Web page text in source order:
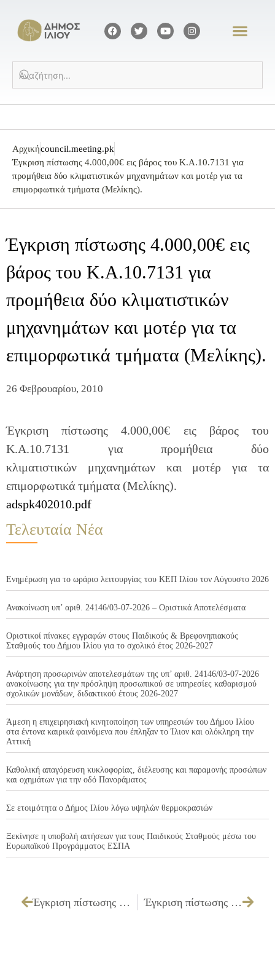
Αρχικήcouncil.meeting.pk
Έγκριση πίστωσης 4.000,00€ εις βάρος του Κ.Α.10.7131 για
προμήθεια δύο κλιματιστικών μηχανημάτων και μοτέρ για τα
επιμορφωτικά τμήματα (Μελίκης).
Έγκριση πίστωσης 4.000,00€ εις
βάρος του Κ.Α.10.7131 για
προμήθεια δύο κλιματιστικών
μηχανημάτων και μοτέρ για τα
επιμορφωτικά τμήματα (Μελίκης).
26 Φεβρουαρίου, 2010
Έγκριση πίστωσης 4.000,00€ εις βάρος του
Κ.Α.10.7131 για προμήθεια δύο
κλιματιστικών μηχανημάτων και μοτέρ για τα
επιμορφωτικά τμήματα (Μελίκης).
adspk402010.pdf
Τελευταία Νέα
Ενημέρωση για το ωράριο λειτουργίας του ΚΕΠ Ιλίου τον Αύγουστο 2026
Ανακοίνωση υπ’ αριθ. 24146/03-07-2026 – Οριστικά Αποτελέσματα
Οριστικοί πίνακες εγγραφών στους Παιδικούς & Βρεφονηπιακούς
Σταθμούς του Δήμου Ιλίου για το σχολικό έτος 2026-2027
Ανάρτηση προσωρινών αποτελεσμάτων της υπ’ αριθ. 24146/03-07-2026
ανακοίνωσης για την πρόσληψη προσωπικού σε υπηρεσίες καθαρισμού
σχολικών μονάδων, διδακτικού έτους 2026-2027
Άμεση η επιχειρησιακή κινητοποίηση των υπηρεσιών του Δήμου Ιλίου
στα έντονα καιρικά φαινόμενα που έπληξαν το Ίλιον και ολόκληρη την
Αττική
Καθολική απαγόρευση κυκλοφορίας, διέλευσης και παραμονής προσώπων
και οχημάτων για την οδό Πανοράματος
Σε ετοιμότητα ο Δήμος Ιλίου λόγω υψηλών θερμοκρασιών
Ξεκίνησε η υποβολή αιτήσεων για τους Παιδικούς Σταθμούς μέσω του
Ευρωπαϊκού Προγράμματος ΕΣΠΑ
Έγκριση πίστωσης 1.700,00€ εις βάρος του Κ.Α.15.6471.0001 για το μουσικό τετραμελές σχήμα της εκδήλωσης «Αφιέρωμα στη ποίηση Καββαδία» που θα πραγματοποιηθεί στις 17/4/2010. Έγκριση πίστωσης 840,00€ εις βάρος του Κ.Α.15.6471.0016 για καθαρισμό (60) εξήντα στολών της Φιλαρμονικής του Πολιτιστικού Κέντρου .